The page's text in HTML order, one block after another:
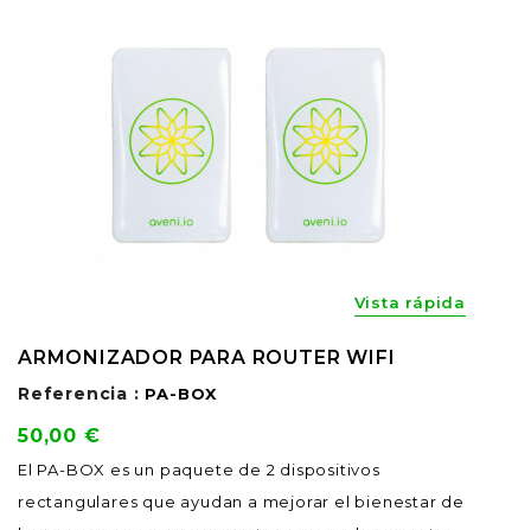
Vista rápida
ARMONIZADOR PARA ROUTER WIFI
Referencia : PA-BOX
Precio
50,00 €
El PA-BOX es un paquete de 2 dispositivos
rectangulares que ayudan a mejorar el bienestar de